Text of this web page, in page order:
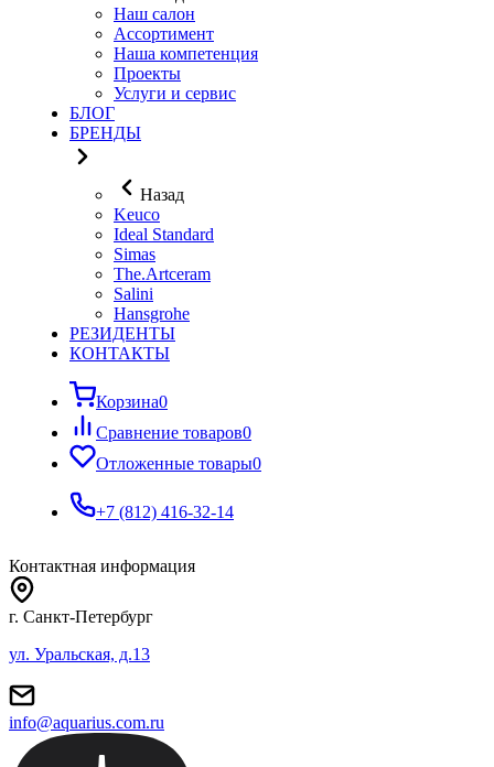
Наш салон
Ассортимент
Наша компетенция
Проекты
Услуги и сервис
БЛОГ
БРЕНДЫ
Назад
Keuco
Ideal Standard
Simas
The.Artceram
Salini
Hansgrohe
РЕЗИДЕНТЫ
КОНТАКТЫ
Корзина0
Сравнение товаров0
Отложенные товары0
+7 (812) 416-32-14
Контактная информация
г. Санкт-Петербург
ул. Уральская, д.13
info@aquarius.com.ru